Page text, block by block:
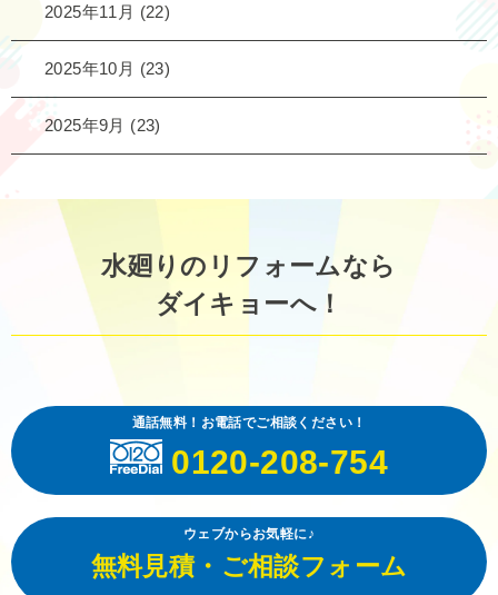
2025年11月 (22)
2025年10月 (23)
2025年9月 (23)
水廻りのリフォームなら
ダイキョーへ！
通話無料！お電話でご相談ください！
0120-208-754
ウェブからお気軽に♪
無料見積・ご相談フォーム